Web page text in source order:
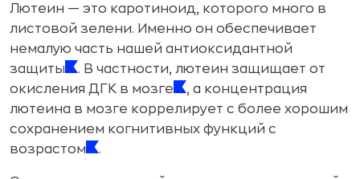
Лютеин — это каротиноид, которого много в
листовой зелени. Именно он обеспечивает
немалую часть нашей антиоксидантной
защиты
. В частности, лютеин защищает от
окисления ДГК в мозге
, а концентрация
лютеина в мозге коррелирует с более хорошим
сохранением когнитивных функций с
возрастом
.